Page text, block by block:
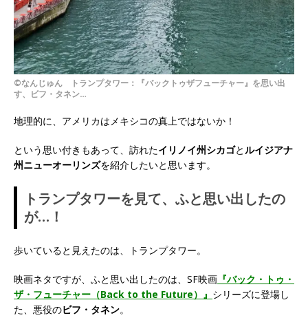
©なんじゅん トランプタワー：『バックトゥザフューチャー』を思い出
す、ビフ・タネン…
地理的に、アメリカはメキシコの真上ではないか！
という思い付きもあって、訪れたイリノイ州シカゴとルイジアナ
州ニューオーリンズを紹介したいと思います。
トランプタワーを見て、ふと思い出したの
が…！
歩いていると見えたのは、トランプタワー。
映画ネタですが、ふと思い出したのは、SF映画 『バック・トゥ・
ザ・フューチャー（Back to the Future）』 シリーズに登場し
た、悪役のビフ・タネン。